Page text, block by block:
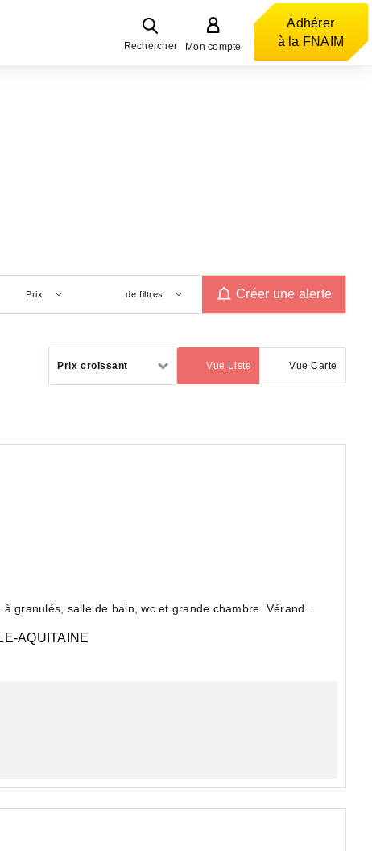
Rechercher Mon compte
Adhérer
à la FNAIM
Prix de filtres Créer une alerte
Prix croissant Vue Liste
(activé) Vue Carte
granulés, salle de bain, wc et grande chambre. Véranda
AQUITAINE